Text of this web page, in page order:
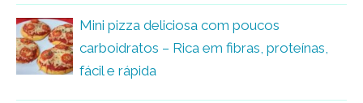
Mini pizza deliciosa com poucos
carboidratos – Rica em fibras, proteínas,
fácil e rápida